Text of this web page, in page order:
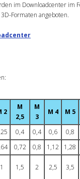
im Downloadcenter im
Formaten angeboten.
2
M
2,5
M
3
M 4 M 5
0,4 0,4 0,6 0,8
0,72 0,8 1,12 1,28
1 1,5 2 2,5 3,5